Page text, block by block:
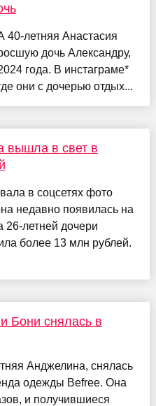
летняя Анастасия
дочь Александру,
года. В инстаграме*
они с дочерью отдых...
вышла в свет в
в соцсетях фото
недавно появилась на
26-летней дочери
более 13 млн рублей.
Бони снялась в
Анджелина, снялась
одежды Befree. Она
и получившиеся